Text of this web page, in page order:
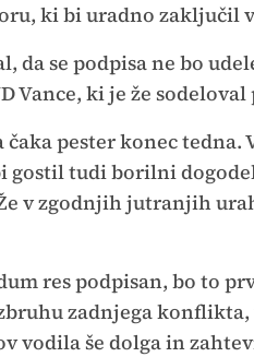
ki bi uradno zaključil
da se podpisa ne bo
Vance, ki je že
pester konec
gostil tudi borilni
v zgodnjih jutranjih
res podpisan, bo to
zadnjega
vodila še dolga in